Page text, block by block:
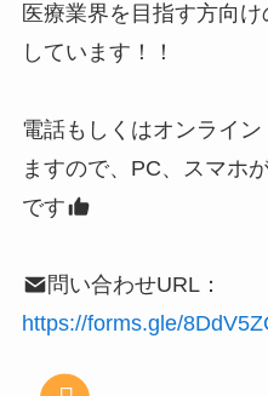
医療業界を目指す方向
しています！！
電話もしくはオンライ
ますので、PC、スマホ
です
問い合わせURL：
https://forms.gle/